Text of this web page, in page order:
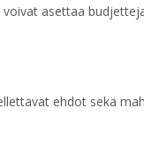
asettaa
ehdot sekä